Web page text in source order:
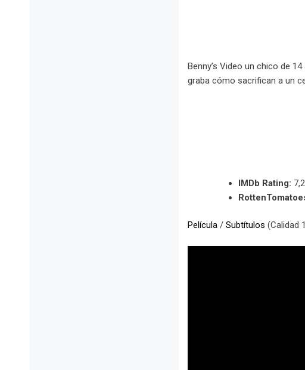
Benny’s Video un chico de
graba cómo sacrifican a un
IMDb Rating: 7,2
Película / Subtítulos (Calidad